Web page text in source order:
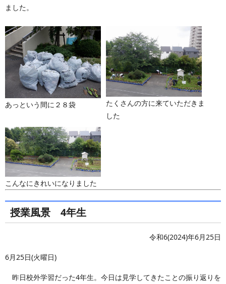
ました。
あっという間に２８袋
たくさんの方に来ていただきま
した
こんなにきれいになりました
授業風景 4年生
令和6(2024)年6月25日
6月25日(火曜日)
昨日校外学習だった4年生。今日は見学してきたことの振り返りを